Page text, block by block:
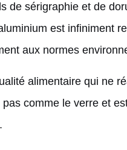
de sérigraphie et de
est infiniment
aux normes
alimentaire qui ne
comme le verre et